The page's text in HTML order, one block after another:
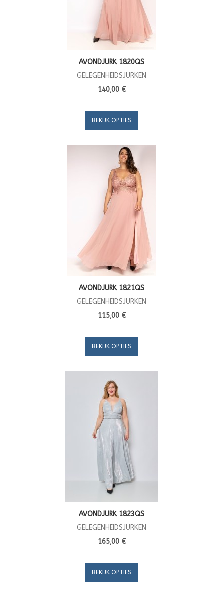
AVONDJURK 1820QS
GELEGENHEIDSJURKEN
140,00 €
BEKIJK OPTIES
AVONDJURK 1821QS
GELEGENHEIDSJURKEN
115,00 €
BEKIJK OPTIES
AVONDJURK 1823QS
GELEGENHEIDSJURKEN
165,00 €
BEKIJK OPTIES